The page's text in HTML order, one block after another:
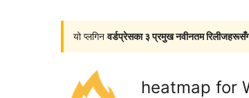
यो प्लगिनवर्डप्रेसका ३ प्रमुख नवीनतम रिलीजहरूसँग
heatmap for